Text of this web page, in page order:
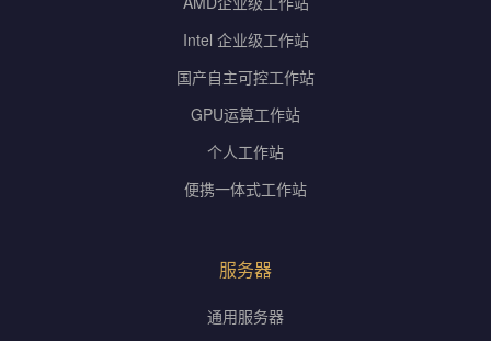
Intel 企业级工作站
国产自主可控工作站
GPU运算工作站
个人工作站
便携一体式工作站
服务器
通用服务器